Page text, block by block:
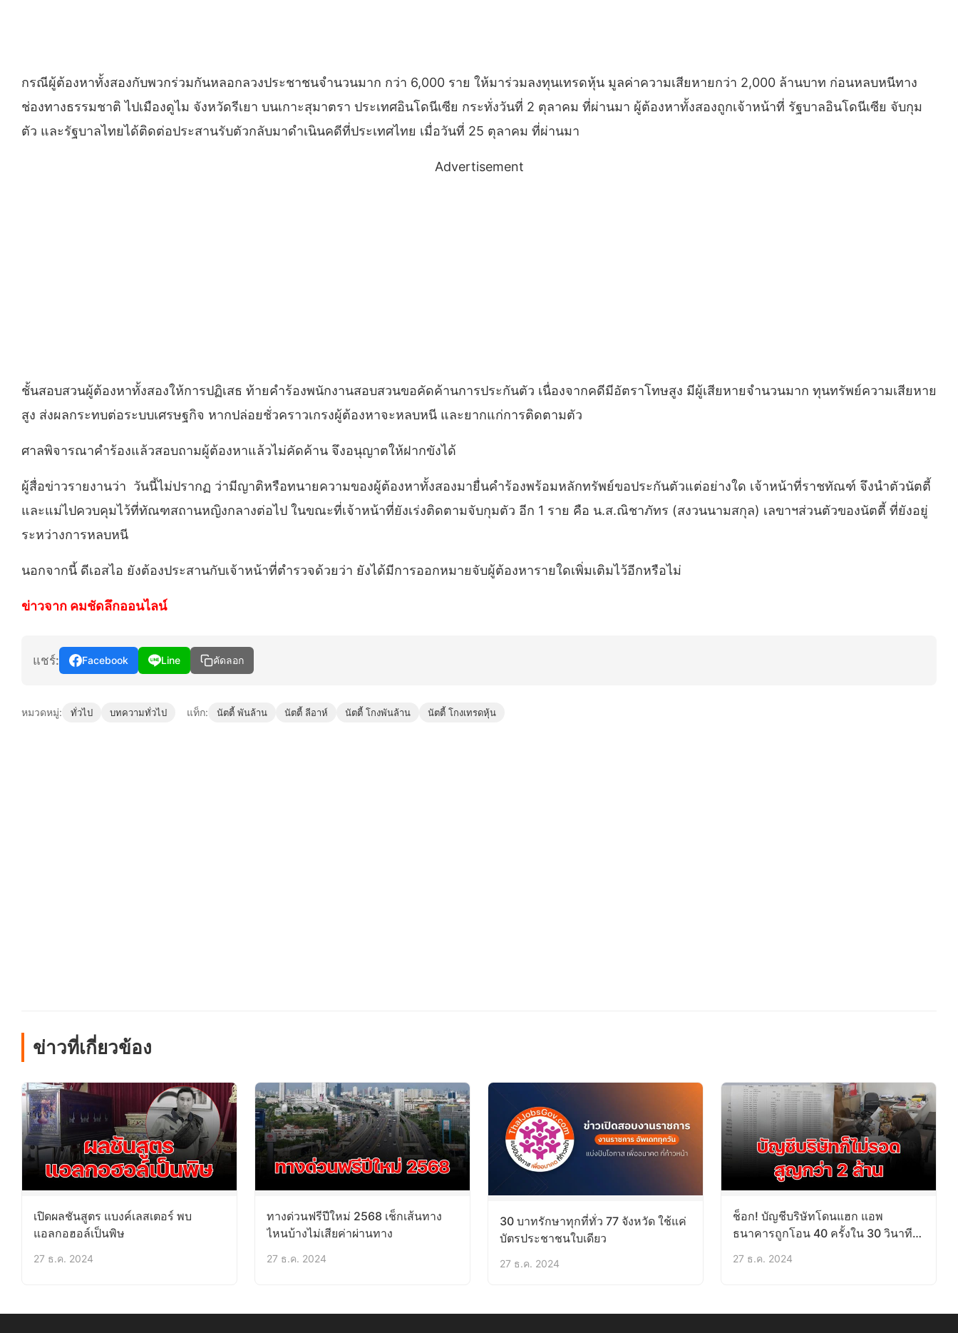
กรณีผู้ต้องหาทั้งสองกับพวกร่วมกันหลอกลวงประชาชนจำนวนมาก กว่า 6,000 ราย ให้มาร่วมลงทุนเทรดหุ้น มูลค่าความเสียหายกว่า 2,000 ล้านบาท ก่อนหลบหนีทาง
ช่องทางธรรมชาติ ไปเมืองดูไม จังหวัดรีเยา บนเกาะสุมาตรา ประเทศอินโดนีเซีย กระทั่งวันที่ 2 ตุลาคม ที่ผ่านมา ผู้ต้องหาทั้งสองถูกเจ้าหน้าที่ รัฐบาลอินโดนีเซีย จับกุม
ตัว และรัฐบาลไทยได้ติดต่อประสานรับตัวกลับมาดำเนินคดีที่ประเทศไทย เมื่อวันที่ 25 ตุลาคม ที่ผ่านมา
Advertisement
ชั้นสอบสวนผู้ต้องหาทั้งสองให้การปฏิเสธ ท้ายคำร้องพนักงานสอบสวนขอคัดค้านการประกันตัว เนื่องจากคดีมีอัตราโทษสูง มีผู้เสียหายจำนวนมาก ทุนทรัพย์ความเสียหาย
สูง ส่งผลกระทบต่อระบบเศรษฐกิจ หากปล่อยชั่วคราวเกรงผู้ต้องหาจะหลบหนี และยากแก่การติดตามตัว
ศาลพิจารณาคำร้องแล้วสอบถามผู้ต้องหาแล้วไม่คัดค้าน จึงอนุญาตให้ฝากขังได้
ผู้สื่อข่าวรายงานว่า วันนี้ไม่ปรากฏ ว่ามีญาติหรือทนายความของผู้ต้องหาทั้งสองมายื่นคำร้องพร้อมหลักทรัพย์ขอประกันตัวแต่อย่างใด เจ้าหน้าที่ราชทัณฑ์ จึงนำตัวนัตตี้
และแม่ไปควบคุมไว้ที่ทัณฑสถานหญิงกลางต่อไป ในขณะที่เจ้าหน้าที่ยังเร่งติดตามจับกุมตัว อีก 1 ราย คือ น.ส.ณิชาภัทร (สงวนนามสกุล) เลขาฯส่วนตัวของนัตตี้ ที่ยังอยู่
ระหว่างการหลบหนี
นอกจากนี้ ดีเอสไอ ยังต้องประสานกับเจ้าหน้าที่ตำรวจด้วยว่า ยังได้มีการออกหมายจับผู้ต้องหารายใดเพิ่มเติมไว้อีกหรือไม่
ข่าวจาก คมชัดลึกออนไลน์
แชร์: Facebook Line คัดลอก
หมวดหมู่: ทั่วไป บทความทั่วไป แท็ก: นัตตี้ พันล้าน นัตตี้ ลีอาห์ นัตตี้ โกงพันล้าน นัตตี้ โกงเทรดหุ้น
ข่าวที่เกี่ยวข้อง
เปิดผลชันสูตร แบงค์เลสเตอร์ พบ
แอลกอฮอล์เป็นพิษ
27 ธ.ค. 2024
ทางด่วนฟรีปีใหม่ 2568 เช็กเส้นทาง
ไหนบ้างไม่เสียค่าผ่านทาง
27 ธ.ค. 2024
30 บาทรักษาทุกที่ทั่ว 77 จังหวัด ใช้แค่
บัตรประชาชนใบเดียว
27 ธ.ค. 2024
ช็อก! บัญชีบริษัทโดนแฮก แอพ
ธนาคารถูกโอน 40 ครั้งใน 30 วินาที
27 ธ.ค. 2024